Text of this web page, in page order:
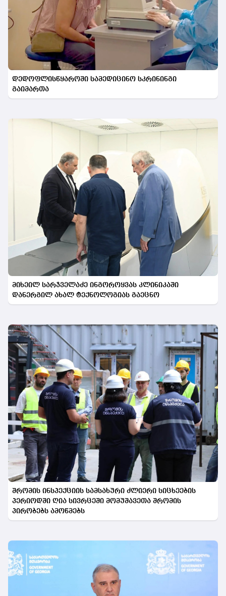
დედოფლისწყაროში სამედიცინო სკრინინგი
გაიმართა
მიხეილ სარჯველაძე ინგოროყვას კლინიკაში
დანერგილ ახალ ტექნოლოგიას გაეცნო
შრომის ინსპექციის სამსახური ძლიერი სიცხეების
პერიოდში ღია სივრცეში მომუშავეთა შრომის
პირობებს ამოწმებს